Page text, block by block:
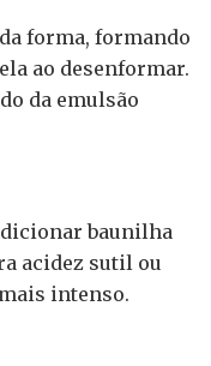
forma, formando
ao desenformar.
da emulsão
baunilha
acidez sutil ou
intenso.